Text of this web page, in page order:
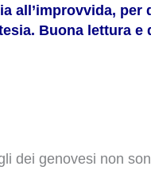
all’improvvida,
Buona lettura e
dei genovesi non